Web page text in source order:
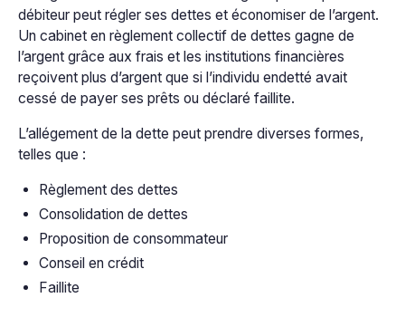
débiteur peut régler ses dettes et économiser de l’argent.
Un cabinet en règlement collectif de dettes gagne de
l’argent grâce aux frais et les institutions financières
reçoivent plus d’argent que si l’individu endetté avait
cessé de payer ses prêts ou déclaré faillite.
L’allégement de la dette peut prendre diverses formes,
telles que :
Règlement des dettes
Consolidation de dettes
Proposition de consommateur
Conseil en crédit
Faillite